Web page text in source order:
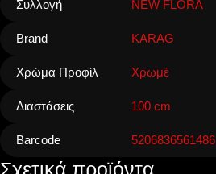
Συλλογή NEW FLORA
Brand KARAG
Χρώμα Προφίλ Χρωμέ
Διαστάσεις 100 cm
Barcode 5206836561486
Σχετικά προϊόντα